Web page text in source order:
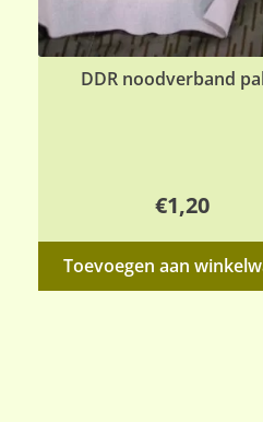
DDR noodverband
€1,20
Toevoegen aan